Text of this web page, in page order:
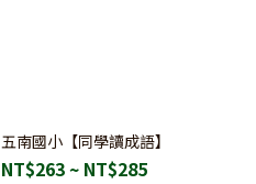
五南國小【同學讀成語】
NT$263 ~ NT$285